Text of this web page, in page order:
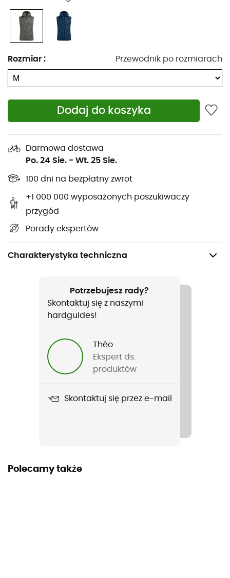
Rozmiar : Przewodnik po rozmiarach
Dodaj do koszyka
Darmowa dostawa
Po. 24 Sie. - Wt. 25 Sie.
100 dni na bezpłatny zwrot
+1 000 000 wyposażonych poszukiwaczy
przygód
Porady ekspertów
Charakterystyka techniczna
Turystyka piesza / Narciarstwo zjazdowe / Skituring /
Codzienny użytek / Narty / Narty biegowe / Sporty
Z recyklingu
Potrzebujesz rady?
Skontaktuj się z naszymi
hardguides!
Théo
Ekspert ds.
produktów
Skontaktuj się przez e-mail
Polecamy także